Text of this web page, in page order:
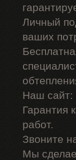
Личный
ваших
Наш сайт:
Гарантия
работ.
Звоните
Мы